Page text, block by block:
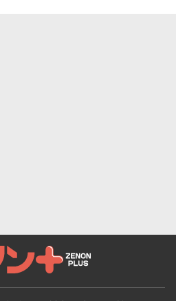
ゼノンプラス